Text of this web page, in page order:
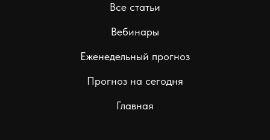
Все статьи
Вебинары
Еженедельный прогноз
Прогноз на сегодня
Главная